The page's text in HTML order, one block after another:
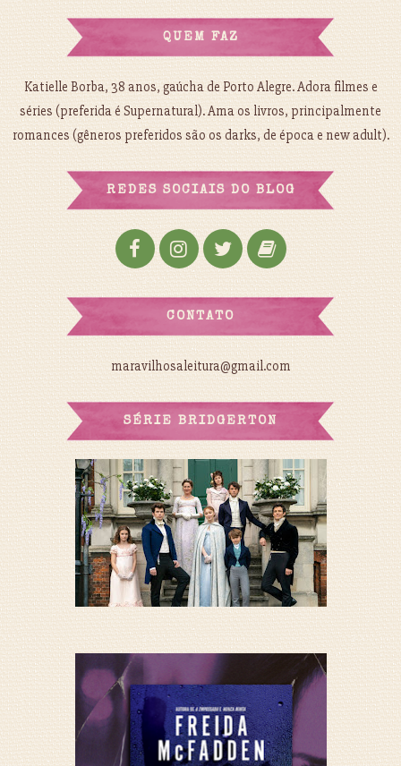
QUEM FAZ
Katielle Borba, 38 anos, gaúcha de Porto Alegre. Adora filmes e
séries (preferida é Supernatural). Ama os livros, principalmente
romances (gêneros preferidos são os darks, de época e new adult).
REDES SOCIAIS DO BLOG
CONTATO
maravilhosaleitura@gmail.com
SÉRIE BRIDGERTON